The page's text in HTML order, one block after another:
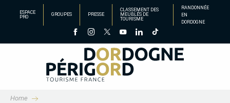
principal
ESPACE
PRO
GROUPES PRESSE
CLASSEMENT DES
MEUBLÉS DE
TOURISME
RANDONNÉE
EN
DORDOGNE
Home